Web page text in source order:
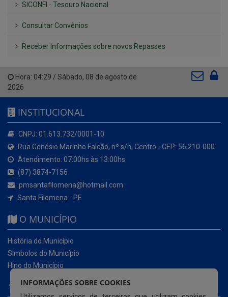
SICONFI - Tesouro Nacional
Consultar Convênios
Receber Informações sobre novos Repasses
Hora: 04:29 / Sábado, 08 de agosto de
2026
INSTITUCIONAL
CNPJ: 01.613.732/0001-10
Rua Genésio Marinho Falcão, nº s/n, Centro - CEP: 56.210-000
Atendimento: 07:00hs às 13:00hs
(87) 3874-7156
pmsantafilomena@hotmail.com
Santa Filomena - PE
O MUNICÍPIO
História do Município
Simbolos do Município
Hino do Município
NOSSOS SERVIÇOS
INFORMAÇÕES SOBRE COOKIES